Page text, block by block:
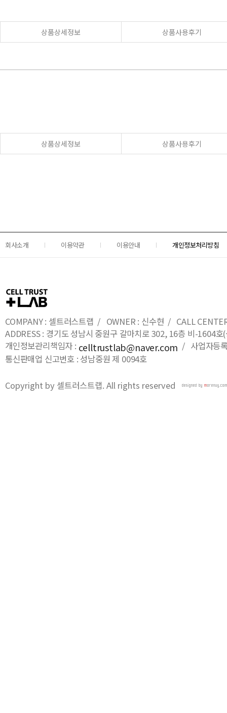
상품상세정보 상품사용후기
상품상세정보 상품사용후기
회사소개 이용약관 이용안내 개인정보처리방침
COMPANY : 셀트러스트랩 / OWNER : 신수현 / CALL
ADDRESS : 경기도 성남시 중원구 갈마치로 302, 16층 비-1604
개인정보관리책임자 : celltrustlab@naver.com / 사업자등
통신판매업 신고번호 : 성남중원 제 0094호
Copyright by 셀트러스트랩. All rights reserved